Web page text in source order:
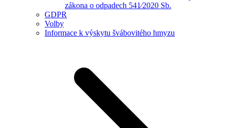
zákona o odpadech 541⁄2020 Sb.
GDPR
Volby
Informace k výskytu švábovitého hmyzu